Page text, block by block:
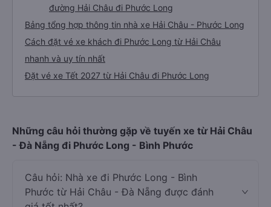
đường Hải Châu đi Phước Long
Bảng tổng hợp thông tin nhà xe Hải Châu - Phước Long
Cách đặt vé xe khách đi Phước Long từ Hải Châu
nhanh và uy tín nhất
Đặt vé xe Tết 2027 từ Hải Châu đi Phước Long
Những câu hỏi thường gặp về tuyến xe từ Hải Châu
- Đà Nẵng đi Phước Long - Bình Phước
Câu hỏi: Nhà xe đi Phước Long - Bình
Phước từ Hải Châu - Đà Nẵng được đánh